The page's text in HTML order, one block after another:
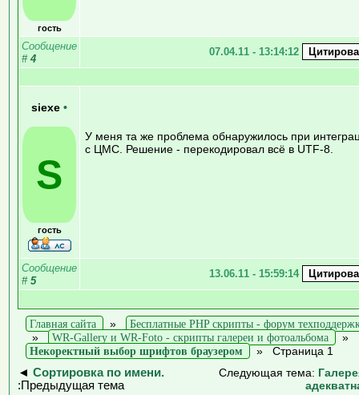
гость
Сообщение
# 4
07.04.11 - 13:14:12
siexe •
S
гость
У меня та же проблема обнаружилось при
с ЦМС. Решение - перекодировал всё в UTF-8.
Сообщение
# 5
13.06.11 - 15:59:14
Главная сайта »
Бесплатные PHP скрипты - форум
»
WR-Gallery и WR-Foto - скрипты галереи и фотоальбома
»
Некоректный выбор шрифтов браузером
» Страница 1
◄ Сортировка по имени.
:Предыдущая тема
Следующая тема: